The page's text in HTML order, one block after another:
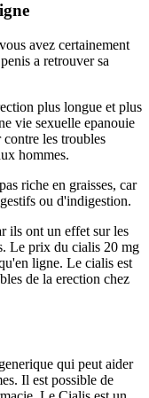
avez certainement
a retrouver sa
plus longue et plus
vie sexuelle epanouie
les troubles
hommes.
riche en graisses, car
ou d'indigestion.
ils ont un effet sur les
Le prix du cialis 20 mg
ligne. Le cialis est
de la erection chez
qui peut aider
Il est possible de